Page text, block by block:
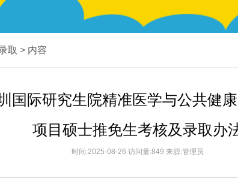
取 > 内容
国际研究生院精准医学与公共健
项目硕士推免生考核及录取办
时间:2025-08-26 访问量:849 来源:管理员